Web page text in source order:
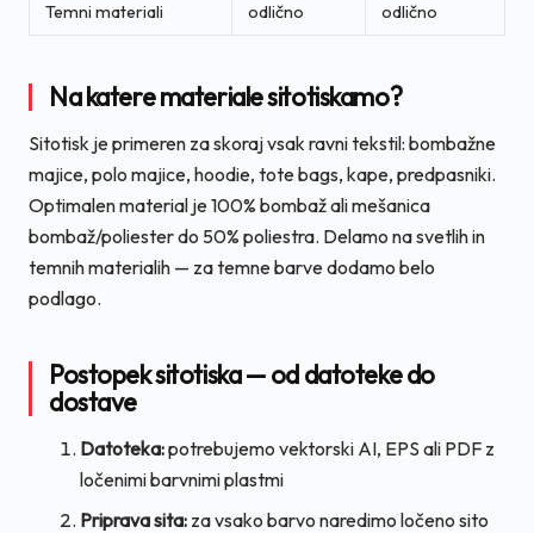
Temni materiali odlično odlično
Na katere materiale sitotiskamo?
Sitotisk je primeren za skoraj vsak ravni tekstil: bombažne
majice, polo majice, hoodie, tote bags, kape, predpasniki.
Optimalen material je 100% bombaž ali mešanica
bombaž/poliester do 50% poliestra. Delamo na svetlih in
temnih materialih — za temne barve dodamo belo
podlago.
Postopek sitotiska — od datoteke do
dostave
Datoteka:potrebujemo vektorski AI, EPS ali PDF z
ločenimi barvnimi plastmi
Priprava sita: za vsako barvo naredimo ločeno sito